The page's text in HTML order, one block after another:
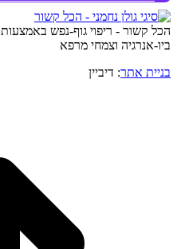
הכל קשור - ריפוי גוף-נפש
ביו-אנרגיה וצמחי מרפא
בניית אתר: דיביין